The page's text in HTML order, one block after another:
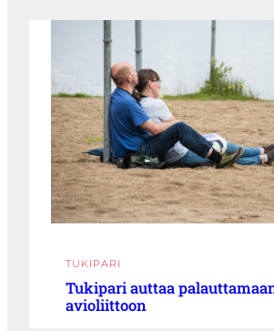
TUKIPARI
Tukipari auttaa
avioliittoon